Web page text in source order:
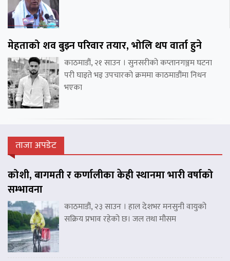
मेहताको शव बुझ्न परिवार तयार, भोलि थप वार्ता हुने
काठमाडौं, २१ साउन । सुनसरीको कप्तानगञ्जम घटना
परी घाइते भइ उपचारको क्रममा काठमाडौंमा निधन
भएका
ताजा अपडेट
कोशी, बागमती र कर्णालीका केही स्थानमा भारी वर्षाको
सम्भावना
काठमाडौं, २३ साउन । हाल देशभर मनसुनी वायुको
सक्रिय प्रभाव रहेको छ। जल तथा मौसम